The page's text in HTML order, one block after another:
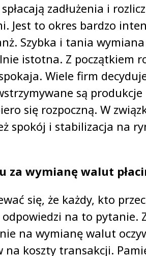
zadłużenia i
Jest to okres bardzo
Szybka i tania
istotna. Z początkiem
Wiele firm
są
się rozpoczną. W
spokój i stabilizacja na
za wymianę walut
się, że każdy, kto
odpowiedzi na to pytanie.
na wymianę walut
na koszty transakcji.